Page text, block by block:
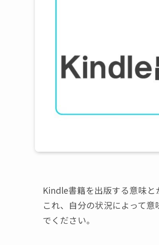
Kindle書籍を出版する意味と
これ、自分の状況によって
でください。